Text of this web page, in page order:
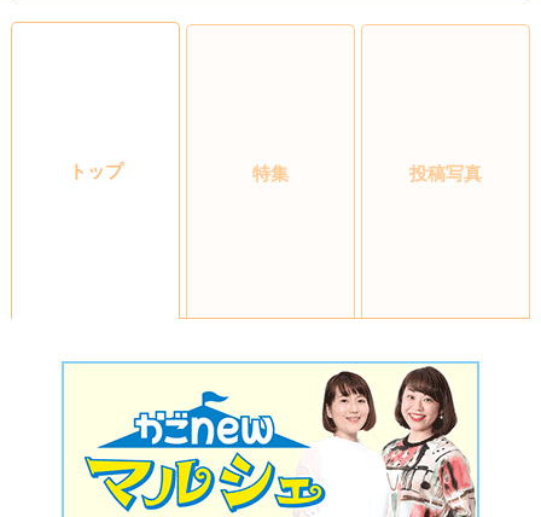
トップ 特集 投稿写真